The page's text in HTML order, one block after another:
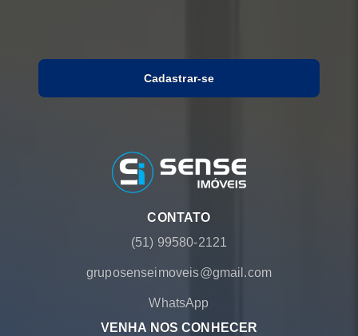
Cadastrar-se
CONTATO
(51) 99580-2121
gruposenseimoveis@gmail.com
WhatsApp
VENHA NOS CONHECER